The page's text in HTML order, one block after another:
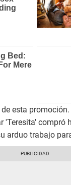
esta
'Teresita'
arduo trabajo